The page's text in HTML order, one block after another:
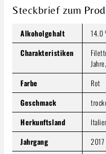
17,69 €
Preise inkl. MwSt. zzgl.
Produkt Anzahl: Gib
Steckbrief zum
Alkoholgehalt
14.0
Charakteristiken
Farbe
Rot
Geschmack
Herkunftsland
Jahrgang
2017